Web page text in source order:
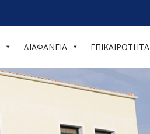
ΔΙΑΦΑΝΕΙΑ ΕΠΙΚΑΙΡΟΤΗΤΑ